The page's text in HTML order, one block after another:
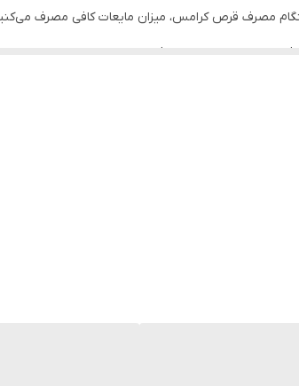
مهم است. این مواد غذایی به تقویت سیستم ایمنی
قندی بدن مفید است. همچنین، پرهیز از
از شروع هرگونه تغییرات در رژیم غذایی یا مصرف